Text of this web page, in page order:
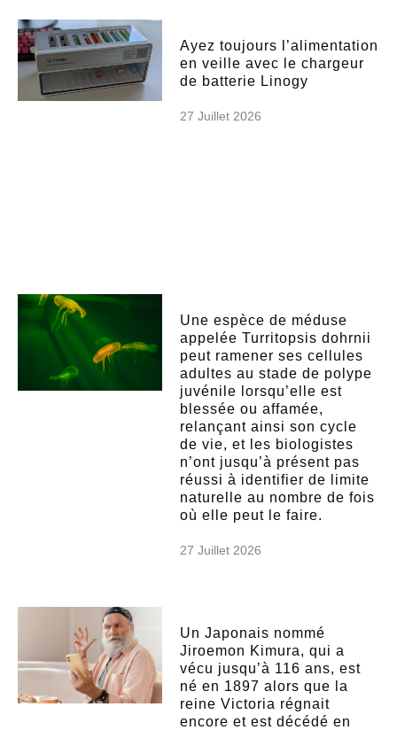
Ayez toujours l’alimentation
en veille avec le chargeur
de batterie Linogy
27 Juillet 2026
Une espèce de méduse
appelée Turritopsis dohrnii
peut ramener ses cellules
adultes au stade de polype
juvénile lorsqu’elle est
blessée ou affamée,
relançant ainsi son cycle
de vie, et les biologistes
n’ont jusqu’à présent pas
réussi à identifier de limite
naturelle au nombre de fois
où elle peut le faire.
27 Juillet 2026
Un Japonais nommé
Jiroemon Kimura, qui a
vécu jusqu’à 116 ans, est
né en 1897 alors que la
reine Victoria régnait
encore et est décédé en